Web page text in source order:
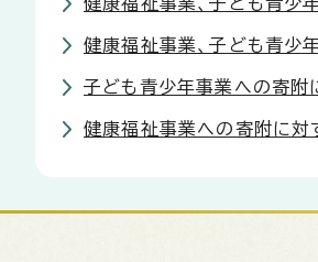
健康福祉事業、子ども青少
子ども青少年事業への寄附
健康福祉事業への寄附に対